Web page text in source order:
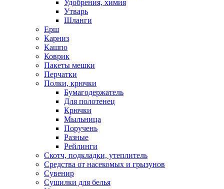
Удобрения, химия
Утварь
Шланги
Ерш
Карниз
Кашпо
Коврик
Пакеты мешки
Перчатки
Полки, крючки
Бумагодержатель
Для полотенец
Крючки
Мыльница
Поручень
Разные
Рейлинги
Скотч, подкладки, утеплитель
Средства от насекомых и грызунов
Сувенир
Сушилки для белья